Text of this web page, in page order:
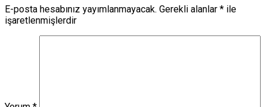
E-posta hesabınız yayımlanmayacak. Gerekli alanlar * ile
işaretlenmişlerdir